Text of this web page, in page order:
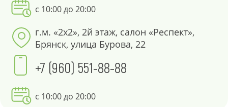
с 10:00 до 20:00
г.м. «2х2», 2й этаж, салон «Респект»,
Брянск, улица Бурова, 22
+7 (960) 551-88-88
с 10:00 до 20:00